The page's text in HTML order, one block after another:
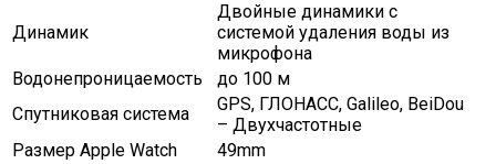
Динамик
Двойные динамики с
системой удаления воды из
микрофона
Водонепроницаемость
до 100 м
Спутниковая система
GPS, ГЛОНАСС, Galileo, BeiDou
– Двухчастотные
Размер Apple Watch
49mm